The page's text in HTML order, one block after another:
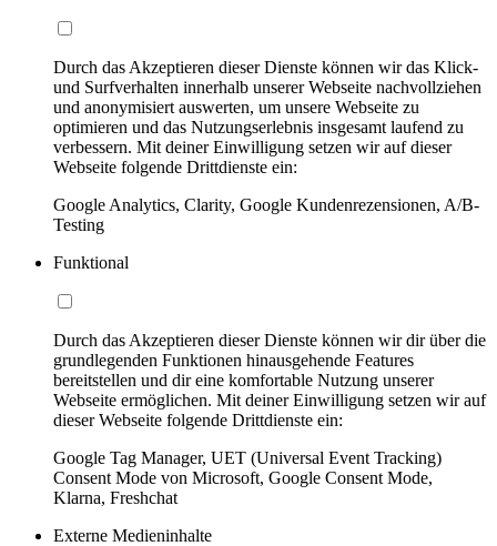
Durch das Akzeptieren dieser Dienste können wir das Klick-
und Surfverhalten innerhalb unserer Webseite nachvollziehen
und anonymisiert auswerten, um unsere Webseite zu
optimieren und das Nutzungserlebnis insgesamt laufend zu
verbessern. Mit deiner Einwilligung setzen wir auf dieser
Webseite folgende Drittdienste ein:
Google Analytics, Clarity, Google Kundenrezensionen, A/B-
Testing
Funktional
Durch das Akzeptieren dieser Dienste können wir dir über die
grundlegenden Funktionen hinausgehende Features
bereitstellen und dir eine komfortable Nutzung unserer
Webseite ermöglichen. Mit deiner Einwilligung setzen wir auf
dieser Webseite folgende Drittdienste ein:
Google Tag Manager, UET (Universal Event Tracking)
Consent Mode von Microsoft, Google Consent Mode,
Klarna, Freshchat
Externe Medieninhalte